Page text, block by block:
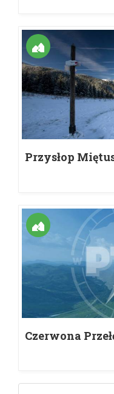
Przysłop
Czerwona